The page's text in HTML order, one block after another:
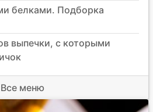
белками. Подборка
выпечки, с которыми
Все меню